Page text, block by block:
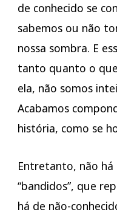
de conhecido se
sabemos ou não
nossa sombra. E
tanto quanto o que
ela, não somos
Acabamos
história, como se
Entretanto, não
“bandidos”, que
há de não-